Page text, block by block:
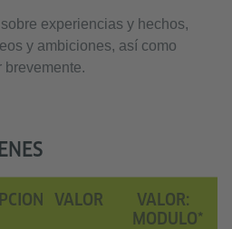
experiencias y hechos,
y ambiciones, así como
brevemente.
VALOR
VALOR:
MODULO*